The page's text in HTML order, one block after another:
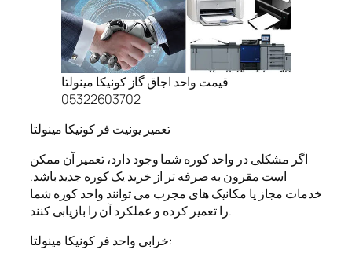
قیمت واحد اجاق گاز کونیکا مینولتا
05322603702
تعمیر یونیت فر کونیکا مینولتا
اگر مشکلی در واحد کوره شما وجود دارد، تعمیر آن ممکن
است مقرون به صرفه تر از خرید یک کوره جدید باشد.
خدمات مجاز یا مکانیک های مجرب می توانند واحد کوره شما
را تعمیر کرده و عملکرد آن را بازیابی کنند.
خرابی واحد فر کونیکا مینولتا: